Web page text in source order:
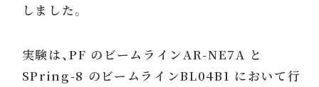
しました。
実験は、PF のビームラインAR-NE7A と
SPring-8 のビームラインBL04B1 において行